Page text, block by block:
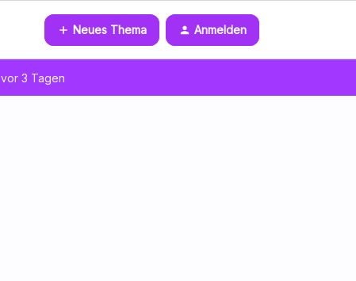
Neues Thema Anmelden
vor 3 Tagen